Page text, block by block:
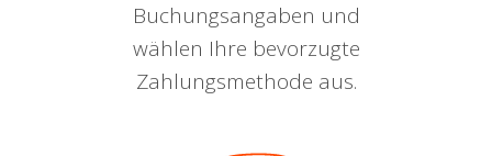
Buchungsangaben und
wählen Ihre bevorzugte
Zahlungsmethode aus.